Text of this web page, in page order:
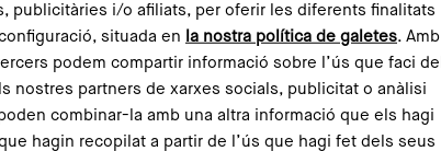
publicitàries i/o afiliats, per oferir les diferents finalitats
situada en
la nostra política de galetes. Amb
podem compartir informació sobre l’ús que faci del
nostres partners de xarxes socials, publicitat o anàlisi
combinar-la amb una altra informació que els hagi
hagin recopilat a partir de l’ús que hagi fet dels seus